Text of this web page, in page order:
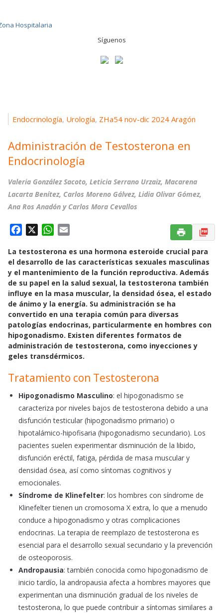
Síguenos
Endocrinología, Urología, ZHa54 nov-dic 2024 Aragón
Administración de Testosterona en
Endocrinología
Valeria González Sacoto, Leticia Serrano Urzaiz, Macarena
Lacarta Benítez, Carlos Moreno Gálvez, Lidia Olivar Gómez,
Ana Ros Anadón y Carlos Mora Cevallos
c
e
b
o
o
k
W
a
t
s
A
p
p
a
i
l
La testosterona es una hormona esteroide crucial para
el desarrollo de las características sexuales masculinas
y el mantenimiento de la función reproductiva. Además
de su papel en la salud sexual, la testosterona también
influye en la masa muscular, la densidad ósea, el estado
de ánimo y la energía. Su administración se ha
convertido en una terapia común para diversas
patologías endocrinas, particularmente en hombres con
hipogonadismo. Existen diferentes formatos de
administración de testosterona, como inyecciones y
geles transdérmicos.
Tratamiento con Testosterona
Hipogonadismo Masculino: el hipogonadismo se
caracteriza por niveles bajos de testosterona debido a una
disfunción testicular (hipogonadismo primario) o
hipotalámico-hipofisaria (hipogonadismo secundario). Los
pacientes suelen experimentar disminución de la libido,
disfunción eréctil, fatiga, pérdida de masa muscular y
densidad ósea, así como síntomas cognitivos y
emocionales.
Síndrome de Klinefelter: los hombres con síndrome de
Klinefelter tienen un cromosoma X extra, lo que a menudo
conduce a hipogonadismo y otras complicaciones
endocrinas. La terapia de reemplazo de testosterona es
esencial para el desarrollo sexual secundario y la prevención
de osteoporosis.
Andropausia: también conocida como hipogonadismo de
inicio tardío, la andropausia afecta a hombres mayores que
experimentan una disminución gradual de los niveles de
testosterona, lo que puede contribuir a síntomas similares a